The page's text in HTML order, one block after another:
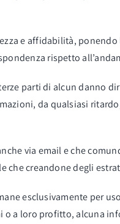
e affidabilità,
rispetto
parti di alcun danno
da qualsiasi
via email e che
creandone degli
esclusivamente per
a loro profitto, alcuna